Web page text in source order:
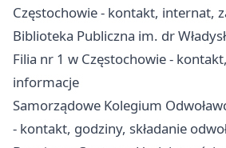
Częstochowie - kontakt, internat,
Biblioteka Publiczna im. dr
Filia nr 1 w Częstochowie -
informacje
Samorządowe Kolegium
- kontakt, godziny, składanie